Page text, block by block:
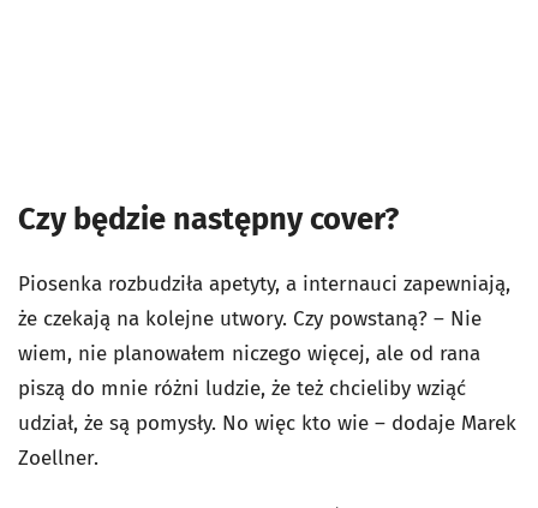
Czy będzie następny cover?
Piosenka rozbudziła apetyty, a internauci zapewniają,
że czekają na kolejne utwory. Czy powstaną? – Nie
wiem, nie planowałem niczego więcej, ale od rana
piszą do mnie różni ludzie, że też chcieliby wziąć
udział, że są pomysły. No więc kto wie – dodaje Marek
Zoellner.